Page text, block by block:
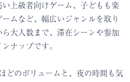
上級者向けゲーム、子どもも楽
ムなど、幅広いジャンルを取り
大人数まで、滞在シーンや参加
ナップです。
どのボリュームと、夜の時間も気